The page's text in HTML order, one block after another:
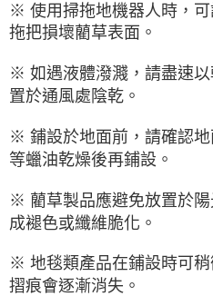
※ 使用掃拖地機器人時，
拖把損壞藺草表面。
※ 如遇液體潑濺，請盡速
置於通風處陰乾。
※ 鋪設於地面前，請確認
等蠟油乾燥後再鋪設。
※ 藺草製品應避免放置於
成褪色或纖維脆化。
※ 地毯類產品在鋪設時可稍
摺痕會逐漸消失。